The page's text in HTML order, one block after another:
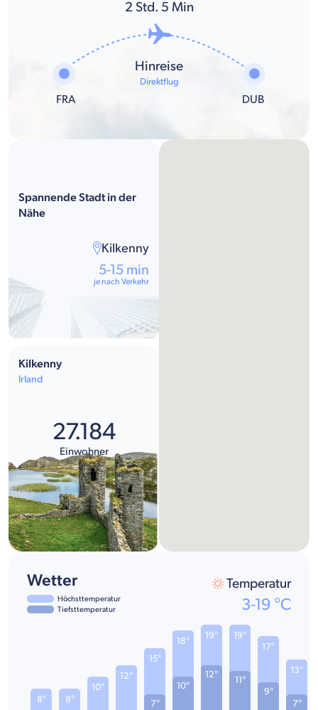
2Std. 5 Min
FRA
Hinreise
Direktflug
DUB
Spannende Stadt in der
Nähe
Kilkenny
5-15 min
je nach Verkehr
Kilkenny
Irland
27.184
Einwohner
Wetter
Höchsttemperatur
Tiefsttemperatur
Temperatur
3-19 °C
8° 8°
10°
12°
7°
15°
10°
18°
12°
19°
11°
19°
9°
17°
7°
13°